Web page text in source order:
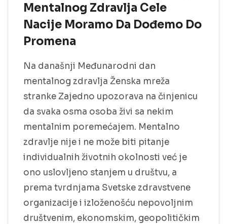
Mentalnog Zdravlja Cele
Nacije Moramo Da Dođemo Do
Promena
Na današnji Međunarodni dan
mentalnog zdravlja Ženska mreža
stranke Zajedno upozorava na činjenicu
da svaka osma osoba živi sa nekim
mentalnim poremećajem. Mentalno
zdravlje nije i ne može biti pitanje
individualnih životnih okolnosti već je
ono uslovljeno stanjem u društvu, a
prema tvrdnjama Svetske zdravstvene
organizacije i izloženošću nepovoljnim
društvenim, ekonomskim, geopolitičkim